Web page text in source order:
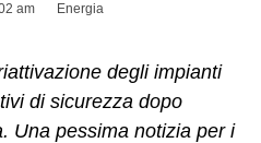
am Energia
degli impianti
di sicurezza dopo
Una pessima notizia per i